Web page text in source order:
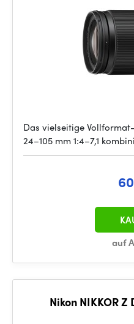
Das vielseitige
24–105 mm 1:4–7,1
auf
Nikon NIKKOR